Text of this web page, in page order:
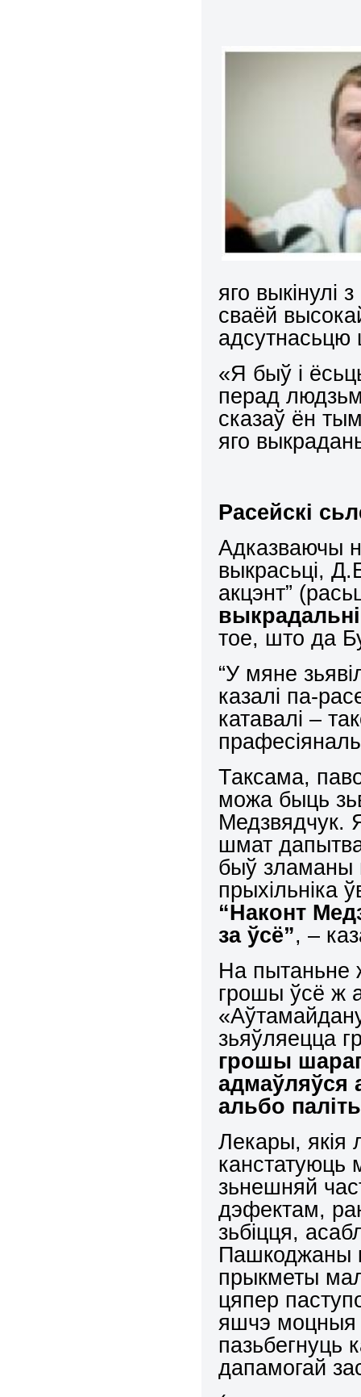
яго
сваёй
адсутнасьцю
«Я быў і
перад
сказаў ён
яго
Расейскі
Адказваючы
выкрасьці,
акцэнт”
тое, што да
“У мяне
казалі па-
катавалі –
Таксама,
можа быць
Медзвядчук.
шмат
быў зламаны
прыхільніка
“Наконт
за ўсё”, –
На пытаньне
грошы ўсё ж
зьяўляецца
грошы
адмаўляўся
альбо
Лекары, якія
канстатуюць
зьнешняй
дэфектам,
зьбіцця,
Пашкоджаны
прыкметы
цяпер
яшчэ моцныя
пазьбегнуць
дапамогай